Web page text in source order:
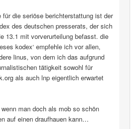
für die seriöse berichterstattung ist der
des deutschen presserats, der sich
13.1 mit vorverurteilung befasst. die
kodex‘ empfehle ich vor allen,
linus, von dem ich das aufgrund
tätigkeit sowohl für
als auch lnp eigentlich erwartet
man doch als mob so schön
auf einen draufhauen kann…